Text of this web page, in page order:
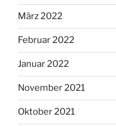
März 2022
Februar 2022
Januar 2022
November 2021
Oktober 2021